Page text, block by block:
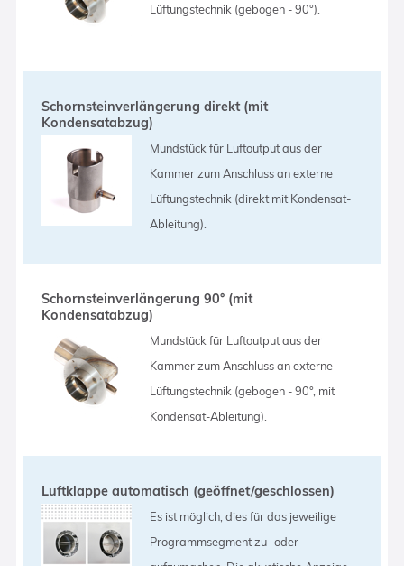
Lüftungstechnik (gebogen - 90°).
Schornsteinverlängerung direkt (mit
Kondensatabzug)
Mundstück für Luftoutput aus der
Kammer zum Anschluss an externe
Lüftungstechnik (direkt mit Kondensat-
Ableitung).
Schornsteinverlängerung 90° (mit
Kondensatabzug)
Mundstück für Luftoutput aus der
Kammer zum Anschluss an externe
Lüftungstechnik (gebogen - 90°, mit
Kondensat-Ableitung).
Luftklappe automatisch (geöffnet/geschlossen)
Es ist möglich, dies für das jeweilige
Programmsegment zu- oder